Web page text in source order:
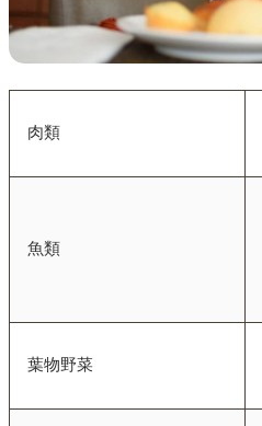
肉類
魚類
葉物野菜